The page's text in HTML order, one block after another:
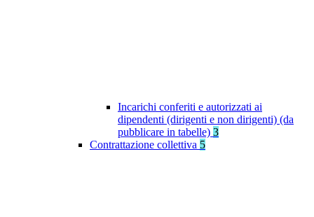
Incarichi conferiti e autorizzati ai
dipendenti (dirigenti e non dirigenti) (da
pubblicare in tabelle) 3
Contrattazione collettiva 5